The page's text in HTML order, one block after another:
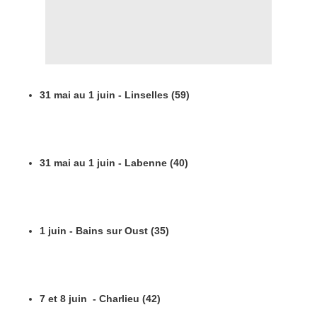
31 mai au 1 juin - Linselles (59)
31 mai au 1 juin - Labenne (40)
1 juin - Bains sur Oust (35)
7 et 8 juin - Charlieu (42)